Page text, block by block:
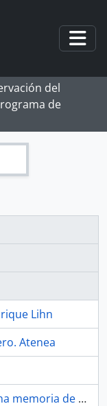
del
de
Lihn
Atenea
con Stella Díaz Varín